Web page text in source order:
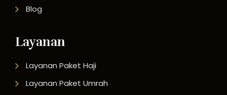
Blog
Layanan
Layanan Paket Haji
Layanan Paket Umrah